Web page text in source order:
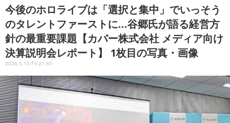
今後のホロライブは「選択と集中」でいっそう
のタレントファーストに...谷郷氏が語る経営方
針の最重要課題【カバー株式会社 メディア向け
決算説明会レポート】 1枚目の写真・画像
2026.5.15 Fri 21:40